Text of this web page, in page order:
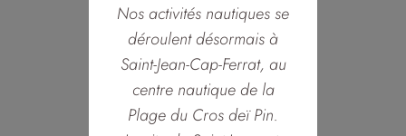
Nos activités nautiques se
déroulent désormais à
Saint-Jean-Cap-Ferrat, au
centre nautique de la
Plage du Cros deï Pin.